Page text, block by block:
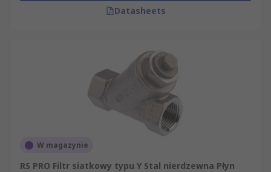
Datasheets
W magazynie
RS PRO Filtr siatkowy typu Y Stal nierdzewna Płyn